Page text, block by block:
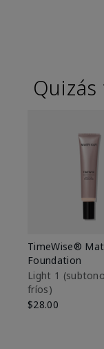
TimeWise®
Foundation
Light 1​
fríos)
$28.00